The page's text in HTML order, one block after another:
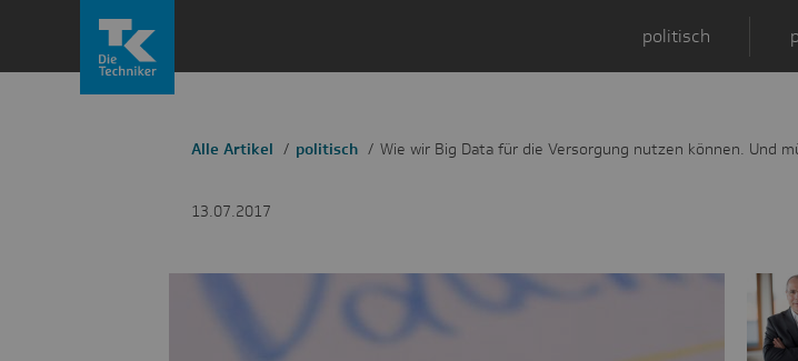
politisch
Alle Artikel politisch Wie wir Big Data für die Versorgung nutzen können. Und
13.07.2017